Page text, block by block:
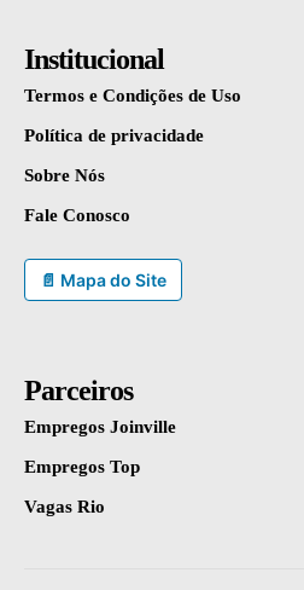
Institucional
Termos e Condições de Uso
Política de privacidade
Sobre Nós
Fale Conosco
📄 Mapa do Site
Parceiros
Empregos Joinville
Empregos Top
Vagas Rio